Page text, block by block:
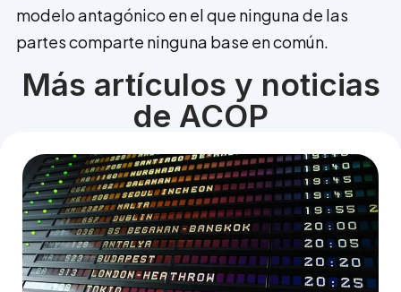
modelo antagónico en el que ninguna de las
partes comparte ninguna base en común.
Más artículos y noticias
de ACOP